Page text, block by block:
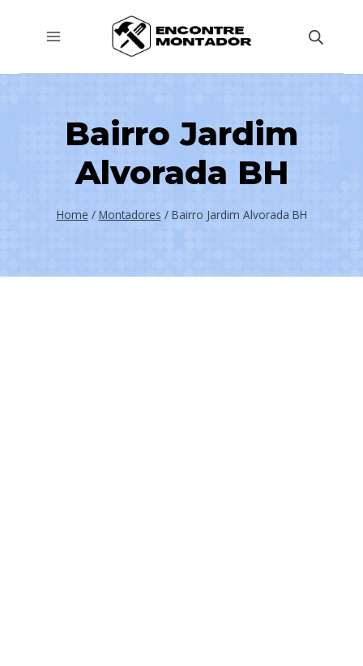
Bairro Jardim
Alvorada BH
Home / Montadores / Bairro Jardim Alvorada BH